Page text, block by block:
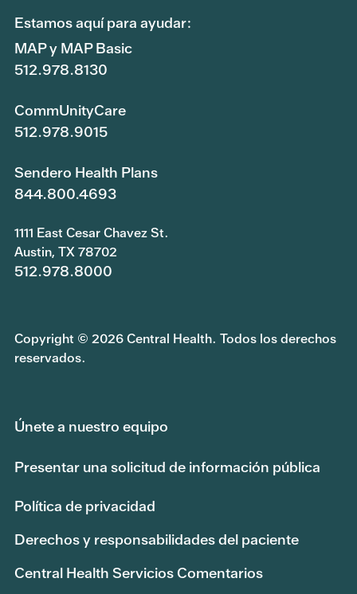
Estamos aquí para ayudar:
MAP y MAP Basic
512.978.8130
CommUnityCare
512.978.9015
Sendero Health Plans
844.800.4693
1111 East Cesar Chavez St.
Austin, TX 78702
512.978.8000
Copyright © 2026 Central Health. Todos los derechos
reservados.
Únete a nuestro equipo
Presentar una solicitud de información pública
Política de privacidad
Derechos y responsabilidades del paciente
Central Health Servicios Comentarios